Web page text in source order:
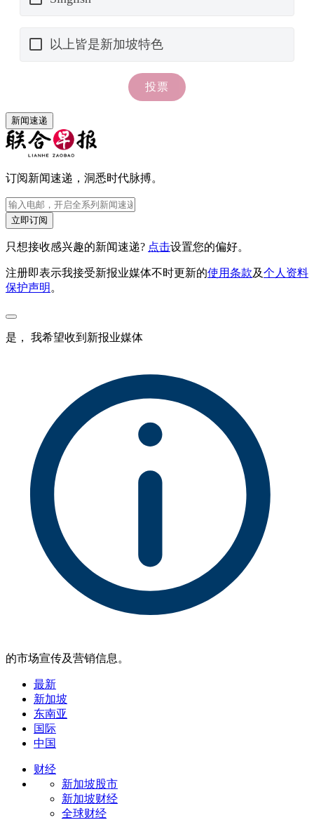
新闻速递
订阅新闻速递，洞悉时代脉搏。
立即订阅
只想接收感兴趣的新闻速递? 点击设置您的偏好。
注册即表示我接受新报业媒体不时更新的使用条款及个人资料
保护声明 。
是， 我希望收到新报业媒体
的市场宣传及营销信息。
最新
新加坡
东南亚
国际
中国
财经
新加坡股市
新加坡财经
全球财经